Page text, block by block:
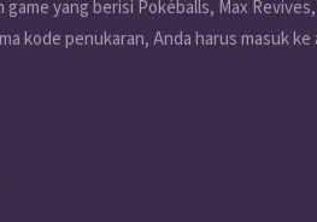
yang berisi Pokéballs, Max
kode penukaran, Anda harus masuk ke